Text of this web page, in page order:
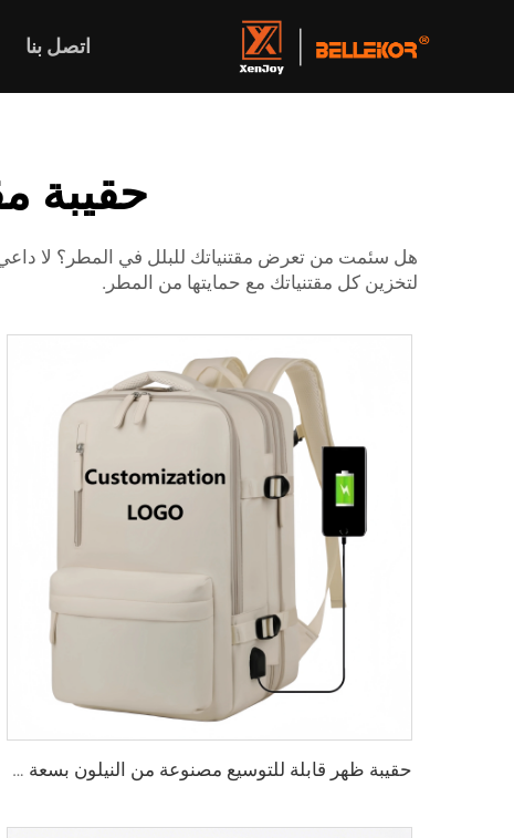
اتصل بنا
حقيبة
لتخزين كل مقتنياتك مع حمايتها من المطر.
حقيبة ظهر قابلة للتوسيع مصنوعة من النيلون بسعة كبيرة مضادة للسرقة مخصصة للسفر الجوي تصلح كحقيبة يد تحتوي على مكان للكمبيوتر المحمول للرجال والنساء